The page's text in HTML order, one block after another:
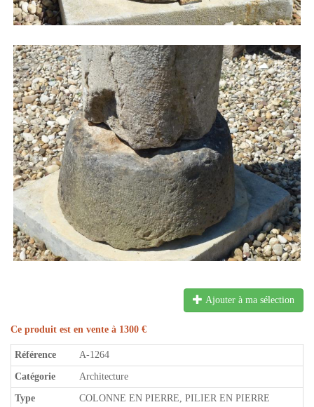
Ajouter à ma sélection
Ce produit est en vente à 1300 €
Référence A-1264
Catégorie Architecture
Type COLONNE EN PIERRE, PILIER EN PIERRE